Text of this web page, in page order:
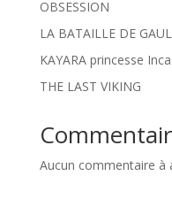
OBSESSION
LA BATAILLE DE
KAYARA princesse Inca
THE LAST VIKING
Aucun commentaire à